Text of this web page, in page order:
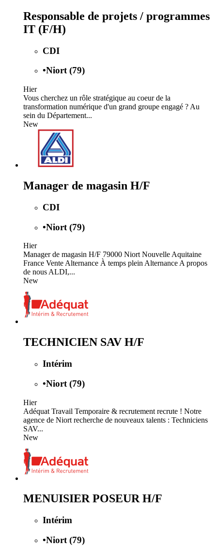
Responsable de projets / programmes
IT (F/H)
CDI
•Niort (79)
Hier
Vous cherchez un rôle stratégique au coeur de la
transformation numérique d'un grand groupe engagé ? Au
sein du Département...
New
Manager de magasin H/F
CDI
•Niort (79)
Hier
Manager de magasin H/F 79000 Niort Nouvelle Aquitaine
France Vente Alternance À temps plein Alternance A propos
de nous ALDI,...
New
TECHNICIEN SAV H/F
Intérim
•Niort (79)
Hier
Adéquat Travail Temporaire & recrutement recrute ! Notre
agence de Niort recherche de nouveaux talents : Techniciens
SAV...
New
MENUISIER POSEUR H/F
Intérim
•Niort (79)